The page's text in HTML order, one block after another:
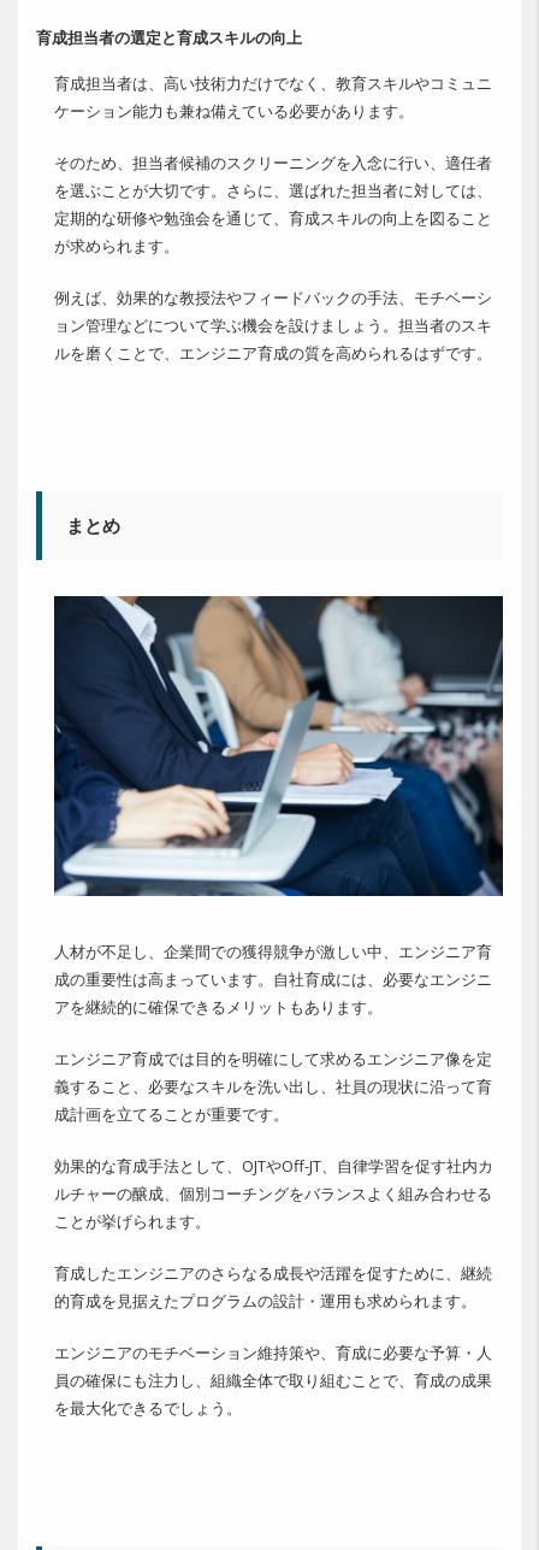
育成担当者の選定と育成スキルの向上
育成担当者は、高い技術力だけでなく、教育スキルやコミュニ
ケーション能力も兼ね備えている必要があります。
そのため、担当者候補のスクリーニングを入念に行い、適任者
を選ぶことが大切です。さらに、選ばれた担当者に対しては、
定期的な研修や勉強会を通じて、育成スキルの向上を図ること
が求められます。
例えば、効果的な教授法やフィードバックの手法、モチベーシ
ョン管理などについて学ぶ機会を設けましょう。担当者のスキ
ルを磨くことで、エンジニア育成の質を高められるはずです。
まとめ
人材が不足し、企業間での獲得競争が激しい中、エンジニア育
成の重要性は高まっています。自社育成には、必要なエンジニ
アを継続的に確保できるメリットもあります。
エンジニア育成では目的を明確にして求めるエンジニア像を定
義すること、必要なスキルを洗い出し、社員の現状に沿って育
成計画を立てることが重要です。
効果的な育成手法として、OJTやOff-JT、自律学習を促す社内カ
ルチャーの醸成、個別コーチングをバランスよく組み合わせる
ことが挙げられます。
育成したエンジニアのさらなる成長や活躍を促すために、継続
的育成を見据えたプログラムの設計・運用も求められます。
エンジニアのモチベーション維持策や、育成に必要な予算・人
員の確保にも注力し、組織全体で取り組むことで、育成の成果
を最大化できるでしょう。